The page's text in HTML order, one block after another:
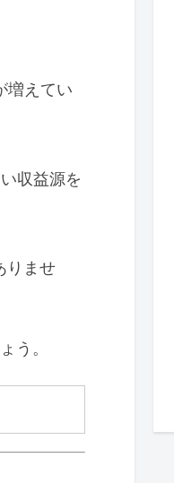
増えてい
収益源を
りませ
う。